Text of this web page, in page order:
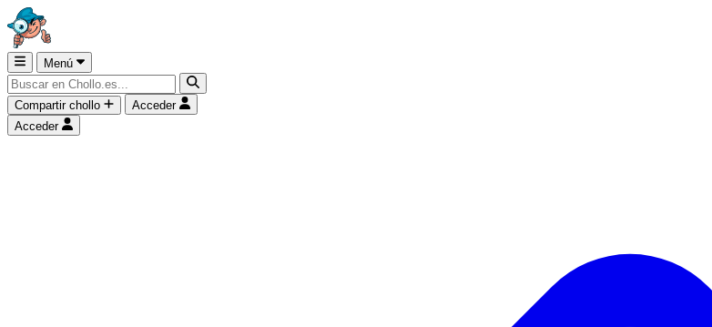
Menú
Compartir chollo
Acceder
Acceder